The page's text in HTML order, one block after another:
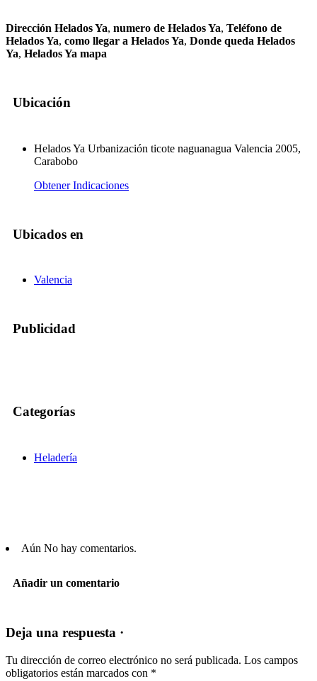
Dirección Helados Ya, numero de Helados Ya, Teléfono de
Helados Ya, como llegar a Helados Ya, Donde queda Helados
Ya, Helados Ya mapa
Ubicación
Helados Ya Urbanización ticote naguanagua Valencia 2005,
Carabobo
Obtener Indicaciones
Ubicados en
Valencia
Publicidad
Categorías
Heladería
Aún No hay comentarios.
Añadir un comentario
Deja una respuesta ·
Tu dirección de correo electrónico no será publicada. Los campos
obligatorios están marcados con *